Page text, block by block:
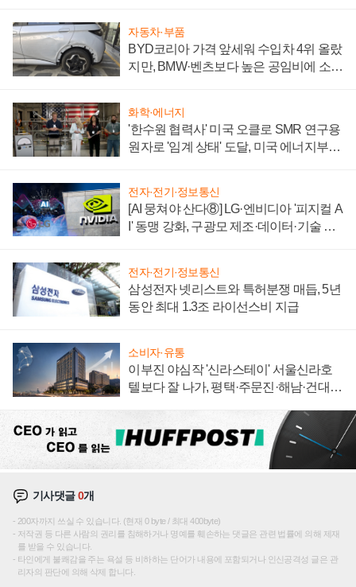
자동차·부품
BYD코리아 가격 앞세워 수입차 4위 올랐
지만, BMW·벤츠보다 높은 공임비에 소비
화학·에너지
'한수원 협력사' 미국 오클로 SMR 연구용
원자로 '임계 상태' 도달, 미국 에너지부
전자·전기·정보통신
[AI 뭉쳐야 산다⑧] LG·엔비디아 '피지컬 A
I' 동맹 강화, 구광모 제조·데이터·기술 결
전자·전기·정보통신
삼성전자 넷리스트와 특허분쟁 매듭, 5년
동안 최대 1.3조 라이선스비 지급
소비자·유통
이부진 야심작 '신라스테이' 서울신라호
텔보다 잘 나가, 평택·주문진·해남·건대로
기사댓글0개
200자까지 쓰실 수 있습니다. (현재 0 byte / 최대 400byte)
저작권 등 다른 사람의 권리를 침해하거나 명예를 훼손하는 댓글은 관련 법률에 의해 제재
를 받을 수 있습니다.
타인에게 불쾌감을 주는 욕설 등 비하하는 단어가 내용에 포함되거나 인신공격성 글은 관
리자의 판단에 의해 삭제 합니다.